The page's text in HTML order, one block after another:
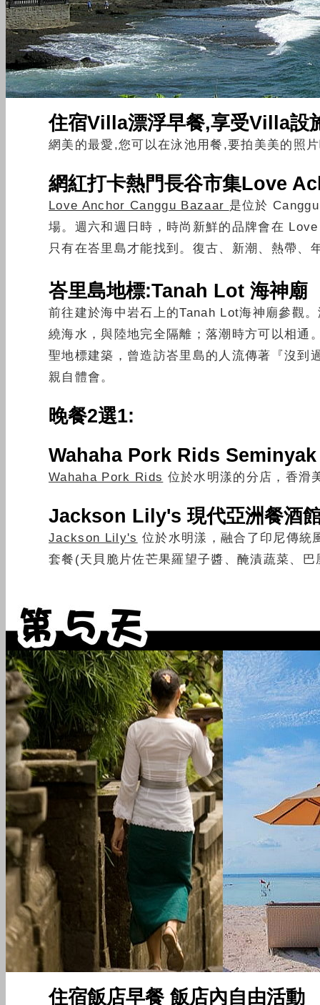
住宿Villa漂浮早餐,享受Villa設
網美的最愛,您可以在泳池用餐,要拍美美的照
網紅打卡熱門長谷市集Love
Love Anchor Canggu Bazaar 是位於
場。週六和週日時，時尚新鮮的品牌會在
只有在峇里島才能找到。復古、新潮、熱帶、
峇里島地標:Tanah Lot 海神廟
前往建於海中岩石上的Tanah Lot海神廟參觀
繞海水，與陸地完全隔離；落潮時方可以相通
聖地標建築，曾造訪峇里島的人流傳著『沒到
親自體會。
晚餐2選1:
Wahaha Pork Rids Seminyak
Wahaha Pork Rids 位於水明漾的分店， 香滑
Jackson Lily's 現代亞洲餐酒
Jackson Lily's 位於水明漾，融合了印尼傳統
套餐(天貝脆片佐芒果羅望子醬、醃漬蔬菜、
住宿飯店早餐 飯店內自由活動